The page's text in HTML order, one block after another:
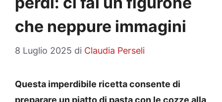
che neppure immagini
8 Luglio 2025 di Claudia Perseli
Questa imperdibile ricetta consente di